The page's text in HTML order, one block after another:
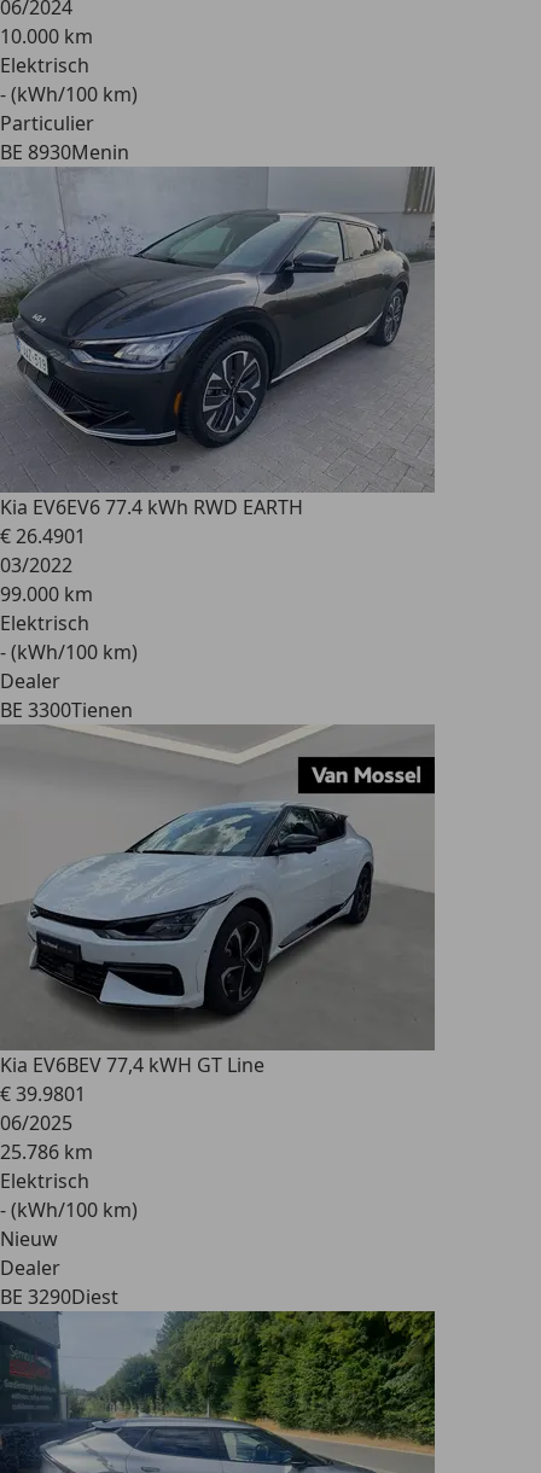
06/2024
10.000 km
Elektrisch
- (kWh/100 km)
Particulier
BE 8930Menin
Kia EV6EV6 77.4 kWh RWD EARTH
€ 26.4901
03/2022
99.000 km
Elektrisch
- (kWh/100 km)
Dealer
BE 3300Tienen
Kia EV6BEV 77,4 kWH GT Line
€ 39.9801
06/2025
25.786 km
Elektrisch
- (kWh/100 km)
Nieuw
Dealer
BE 3290Diest